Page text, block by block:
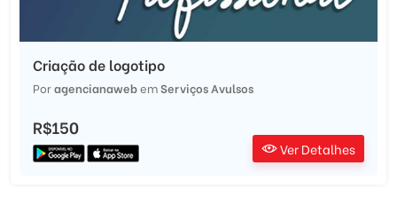
Criação de logotipo
PoragencianawebemServiços Avulsos
R$150
Ver Detalhes